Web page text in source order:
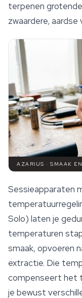
terpenen
zwaardere, aardse
AZARIUS · SMAAK
Sessieapparaten
Solo) laten je
temperaturen
smaak, opvoeren
extractie. Die
compenseert het
je bewust